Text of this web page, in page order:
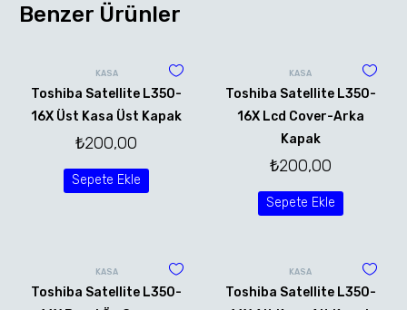
Benzer Ürünler
KASA
Toshiba Satellite L350-
16X Üst Kasa Üst Kapak
₺200,00
Sepete Ekle
KASA
Toshiba Satellite L350-
16X Lcd Cover-Arka
Kapak
₺200,00
Sepete Ekle
KASA
Toshiba Satellite L350-
KASA
Toshiba Satellite L350-